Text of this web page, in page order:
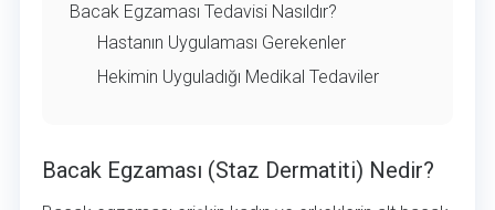
Bacak Egzaması Tedavisi Nasıldır?
Hastanın Uygulaması Gerekenler
Hekimin Uyguladığı Medikal Tedaviler
Bacak Egzaması (Staz Dermatiti) Nedir?